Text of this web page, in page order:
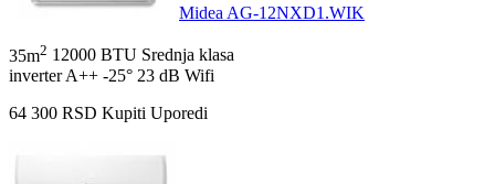
Midea AG-12NXD1.WIK
35m2 12000 BTU Srednja klasa
inverter A++ -25° 23 dB Wifi
64 300 RSD Kupiti Uporedi